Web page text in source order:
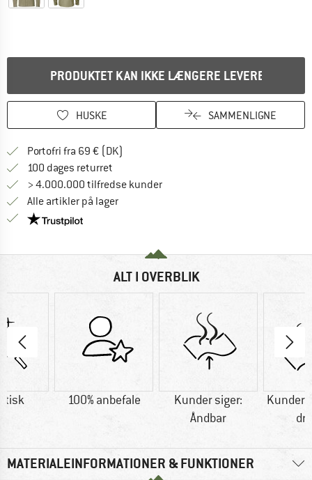
PRODUKTET KAN IKKE LÆNGERE LEVERES
HUSKE SAMMENLIGNE
Portofri fra 69 € (DK)
100 dages returret
> 4.000.000 tilfredse kunder
Alle artikler på lager
Vi er Trustpilot-certificeret - oplysningerne får du
ALT I OVERBLIK
100% anbefale
Kunder siger:
Åndbar
Kunder
MATERIALEINFORMATIONER & FUNKTIONER